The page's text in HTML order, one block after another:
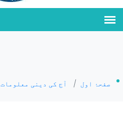
صفحۂ اول / آج کی دینی معلومات